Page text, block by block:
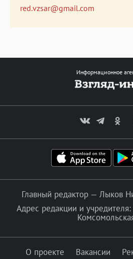
red.vzsar@gmail.com
Информационное
Главный редактор — Лыков
Адрес редакции и
О проекте Вакансии